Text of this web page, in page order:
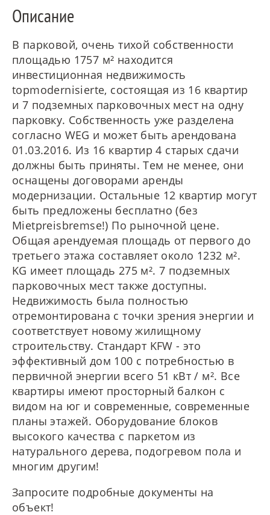
Описание
В парковой, очень тихой собственности
площадью 1757 м² находится
инвестиционная недвижимость
topmodernisierte, состоящая из 16 квартир
и 7 подземных парковочных мест на одну
парковку. Собственность уже разделена
согласно WEG и может быть арендована
01.03.2016. Из 16 квартир 4 старых сдачи
должны быть приняты. Тем не менее, они
оснащены договорами аренды
модернизации. Остальные 12 квартир могут
быть предложены бесплатно (без
Mietpreisbremse!) По рыночной цене.
Общая арендуемая площадь от первого до
третьего этажа составляет около 1232 м².
KG имеет площадь 275 м². 7 подземных
парковочных мест также доступны.
Недвижимость была полностью
отремонтирована с точки зрения энергии и
соответствует новому жилищному
строительству. Стандарт KFW - это
эффективный дом 100 с потребностью в
первичной энергии всего 51 кВт / м². Все
квартиры имеют просторный балкон с
видом на юг и современные, современные
планы этажей. Оборудование блоков
высокого качества с паркетом из
натурального дерева, подогревом пола и
многим другим!
Запросите подробные документы на
объект!